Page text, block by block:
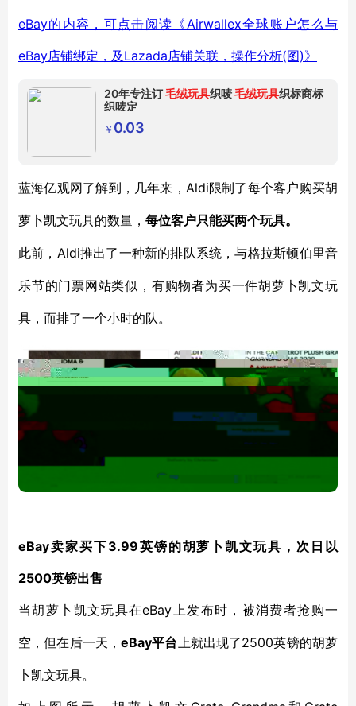
eBay的内容，可点击阅读《Airwallex全球账户怎么与
eBay店铺绑定，及 Lazada店铺关联，操作分析(图)》
20年专注订毛绒玩具织唛毛绒玩具织标商标
织唛定
￥ 0.03
蓝海亿观网了解到，几年来， Aldi限制了每个客户购买胡
萝卜凯文玩具的数量， 每位客户只能买两个玩具。
此前， Aldi推出了一种新的排队系统，与格拉斯顿伯里音
乐节的门票网站类似，有购物者为买一件胡萝卜凯文玩
具 ，而排了一个小时的队。
eBay卖家买下3.99英镑的胡萝卜凯文玩具，次日以
2500英镑出售
当胡萝卜凯文玩具在eBay上发布时，被消费者抢购一
空，但在后一天，eBay平台 上就出现了2500英镑的胡萝
卜凯文玩具。